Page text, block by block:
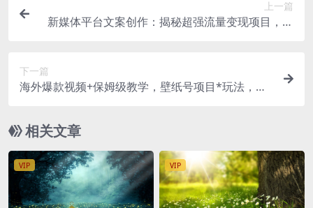
上一篇
新媒体平台文案创作：揭秘超强流量变现项目，轻
下一篇
海外爆款视频+保姆级教学，壁纸号项目*玩法，月
相关文章
VIP VIP